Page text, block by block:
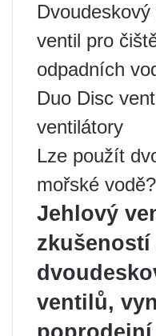
ventil pro
odpadních
Duo Disc
ventilátory
Lze použít
mořské vodě?
Jehlový
ventilů,